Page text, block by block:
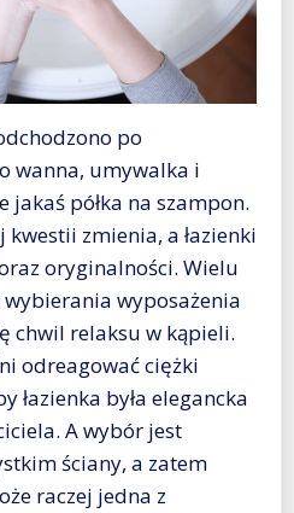
po
wanna, umywalka i
jakaś półka na szampon.
zmienia, a łazienki
oryginalności. Wielu
wyposażenia
chwil relaksu w kąpieli.
odreagować ciężki
łazienka była elegancka
A wybór jest
ściany, a zatem
raczej jedna z